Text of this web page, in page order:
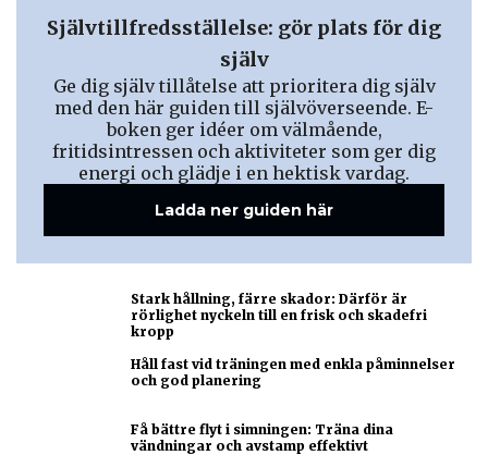
Självtillfredsställelse: gör plats för dig
själv
Ge dig själv tillåtelse att prioritera dig själv
med den här guiden till självöverseende. E-
boken ger idéer om välmående,
fritidsintressen och aktiviteter som ger dig
energi och glädje i en hektisk vardag.
Ladda ner guiden här
Stark hållning, färre skador: Därför är
rörlighet nyckeln till en frisk och skadefri
kropp
Håll fast vid träningen med enkla påminnelser
och god planering
Få bättre flyt i simningen: Träna dina
vändningar och avstamp effektivt